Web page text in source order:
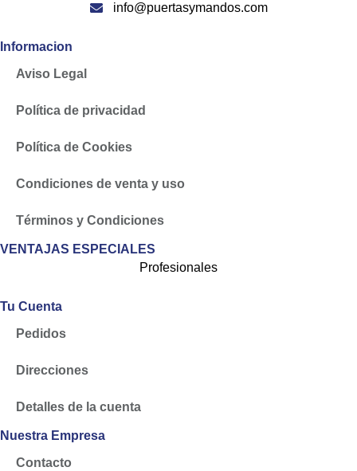
info@puertasymandos.com
Informacion
Aviso Legal
Política de privacidad
Política de Cookies
Condiciones de venta y uso
Términos y Condiciones
VENTAJAS ESPECIALES
Profesionales
Tu Cuenta
Pedidos
Direcciones
Detalles de la cuenta
Nuestra Empresa
Contacto